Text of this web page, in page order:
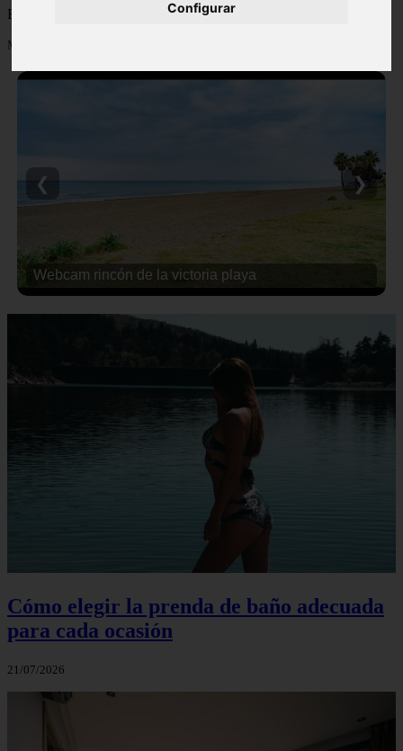
Configurar
Blog sobre viajes y turismo, nacional e internacional, caro y barato
Mostrando 1 - 24 de 502 artículos
Webcam rincón de la victoria playa
❮ ❯
Cómo elegir la prenda de baño adecuada
para cada ocasión
21/07/2026